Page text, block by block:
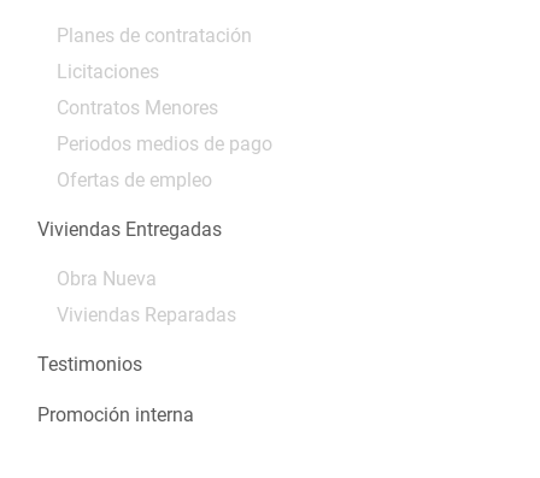
Planes de contratación
Licitaciones
Contratos Menores
Periodos medios de pago
Ofertas de empleo
Viviendas Entregadas
Obra Nueva
Viviendas Reparadas
Testimonios
Promoción interna